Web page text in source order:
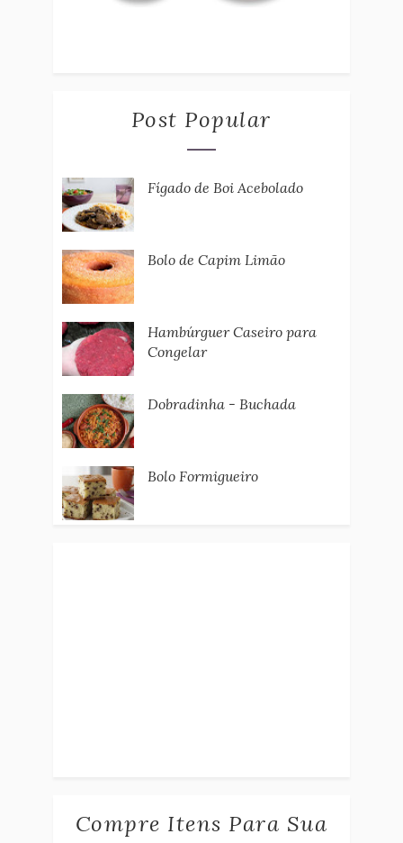
Post Popular
Fígado de Boi Acebolado
Bolo de Capim Limão
Hambúrguer Caseiro para
Congelar
Dobradinha - Buchada
Bolo Formigueiro
Compre Itens Para Sua